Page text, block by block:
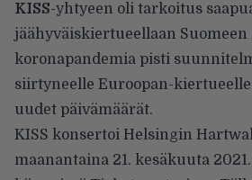
KISS-yhtyeen oli tarkoitus
jäähyväiskiertueellaan
koronapandemia pisti
siirtyneelle Euroopan-
uudet päivämäärät.
KISS konsertoi Helsingin
maanantaina 21. kesäkuuta